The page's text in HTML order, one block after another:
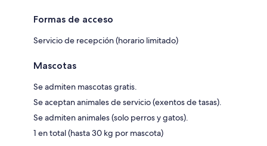
Formas de acceso
Servicio de recepción (horario limitado)
Mascotas
Se admiten mascotas gratis.
Se aceptan animales de servicio (exentos de tasas).
Se admiten animales (solo perros y gatos).
1 en total (hasta 30 kg por mascota)